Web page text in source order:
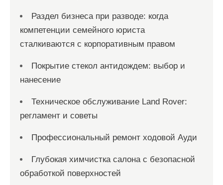
Раздел бизнеса при разводе: когда
компетенции семейного юриста
сталкиваются с корпоративным правом
Покрытие стекол антидождем: выбор и
нанесение
Техническое обслуживание Land Rover:
регламент и советы
Профессиональный ремонт ходовой Ауди
Глубокая химчистка салона с безопасной
обработкой поверхностей